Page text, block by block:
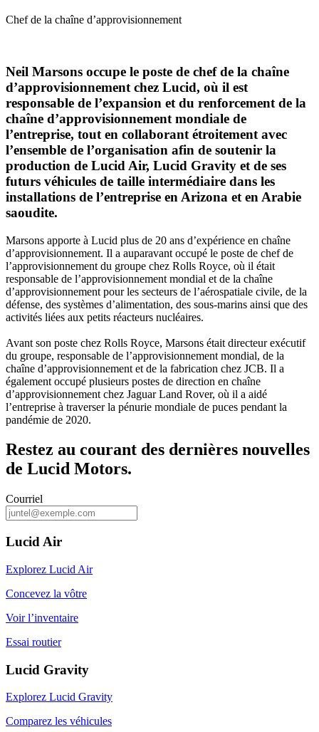
Chef de la chaîne d’approvisionnement
Neil Marsons occupe le poste de chef de la chaîne
d’approvisionnement chez Lucid, où il est
responsable de l’expansion et du renforcement de la
chaîne d’approvisionnement mondiale de
l’entreprise, tout en collaborant étroitement avec
l’ensemble de l’organisation afin de soutenir la
production de Lucid Air, Lucid Gravity et de ses
futurs véhicules de taille intermédiaire dans les
installations de l’entreprise en Arizona et en Arabie
saoudite.
Marsons apporte à Lucid plus de 20 ans d’expérience en chaîne
d’approvisionnement. Il a auparavant occupé le poste de chef de
l’approvisionnement du groupe chez Rolls Royce, où il était
responsable de l’approvisionnement mondial et de la chaîne
d’approvisionnement pour les secteurs de l’aérospatiale civile, de la
défense, des systèmes d’alimentation, des sous-marins ainsi que des
activités liées aux petits réacteurs nucléaires.
Avant son poste chez Rolls Royce, Marsons était directeur exécutif
du groupe, responsable de l’approvisionnement mondial, de la
chaîne d’approvisionnement et de la fabrication chez JCB. Il a
également occupé plusieurs postes de direction en chaîne
d’approvisionnement chez Jaguar Land Rover, où il a aidé
l’entreprise à traverser la pénurie mondiale de puces pendant la
pandémie de 2020.
Restez au courant des dernières nouvelles
de Lucid Motors.
Courriel
Lucid Air
Explorez Lucid Air
Concevez la vôtre
Voir l’inventaire
Essai routier
Lucid Gravity
Explorez Lucid Gravity
Comparez les véhicules